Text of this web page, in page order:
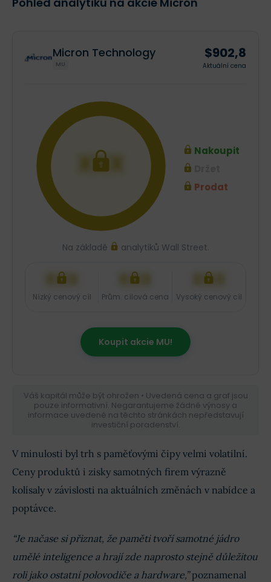
Micron Technology
MU
$902,8
Aktuální cena
XXX
Nakoupit
Prodat
Na základě analytiků Wall Street.
XXX
Nízký cenový cíl
XXX
Prům. cílová cena
XXX
Vysoký cenový cíl
Koupit akcie MU!
Váš kapitál může být ohrožen • Uvedená cena a graf jsou
pouze informativní. Negarantujeme žádné výnosy a
informace uvedené na těchto stránkách nepředstavují
investiční poradenství.
V minulosti byl trh s paměťovými čipy velmi volatilní.
Ceny produktů i zisky samotných firem výrazně
kolísaly v závislosti na aktuálních změnách v nabídce a
poptávce.
“Je načase si přiznat, že paměti tvoří samotné jádro
umělé inteligence a hrají zde naprosto stejně důležitou
roli jako ostatní polovodiče a hardware,”poznamenal